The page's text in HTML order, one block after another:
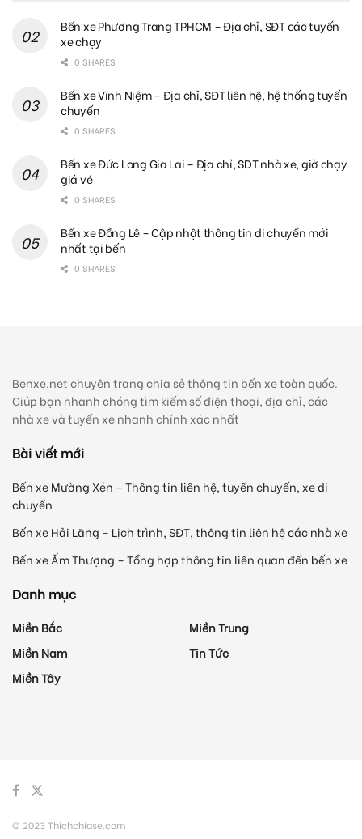
Bến xe Phương Trang TPHCM – Địa chỉ, SĐT các tuyến
xe chạy
0 SHARES
Bến xe Vĩnh Niệm – Địa chỉ, SĐT liên hệ, hệ thống tuyến
chuyến
0 SHARES
Bến xe Đức Long Gia Lai – Địa chỉ, SDT nhà xe, giờ chạy
giá vé
0 SHARES
Bến xe Đồng Lê – Cập nhật thông tin di chuyển mới
nhất tại bến
0 SHARES
Benxe.net chuyên trang chia sẻ thông tin bến xe toàn quốc.
Giúp bạn nhanh chóng tìm kiếm số điện thoại, địa chỉ, các
nhà xe và tuyến xe nhanh chính xác nhất
Bài viết mới
Bến xe Mường Xén – Thông tin liên hệ, tuyến chuyến, xe di
chuyển
Bến xe Hải Lăng – Lịch trình, SĐT, thông tin liên hệ các nhà xe
Bến xe Ấm Thượng – Tổng hợp thông tin liên quan đến bến xe
Danh mục
Miền Bắc
Miền Nam
Miền Tây
Miền Trung
Tin Tức
© 2023 Thichchiase.com